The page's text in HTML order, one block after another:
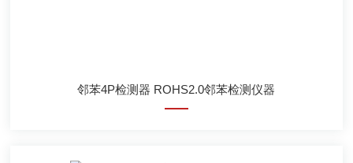
邻苯4P检测器 ROHS2.0邻苯检测仪器